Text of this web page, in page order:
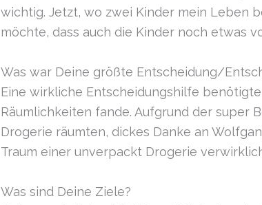
wichtig. Jetzt, wo zwei Kinder mein Leben
möchte, dass auch die Kinder noch etwas
Was war Deine größte Entscheidung/
Eine wirkliche Entscheidungshilfe
Räumlichkeiten fande. Aufgrund der super
Drogerie räumten, dickes Danke an
Traum einer unverpackt Drogerie
Was sind Deine Ziele?